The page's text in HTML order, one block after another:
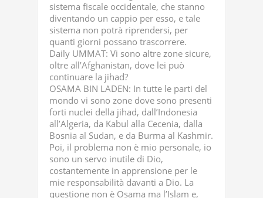
sistema fiscale occidentale, che stanno
diventando un cappio per esso, e tale
sistema non potrà riprendersi, per
quanti giorni possano trascorrere.
Daily UMMAT: Vi sono altre zone sicure,
oltre all’Afghanistan, dove lei può
continuare la jihad?
OSAMA BIN LADEN: In tutte le parti del
mondo vi sono zone dove sono presenti
forti nuclei della jihad, dall’Indonesia
all’Algeria, da Kabul alla Cecenia, dalla
Bosnia al Sudan, e da Burma al Kashmir.
Poi, il problema non è mio personale, io
sono un servo inutile di Dio,
costantemente in apprensione per le
mie responsabilità davanti a Dio. La
questione non è Osama ma l’Islam e,